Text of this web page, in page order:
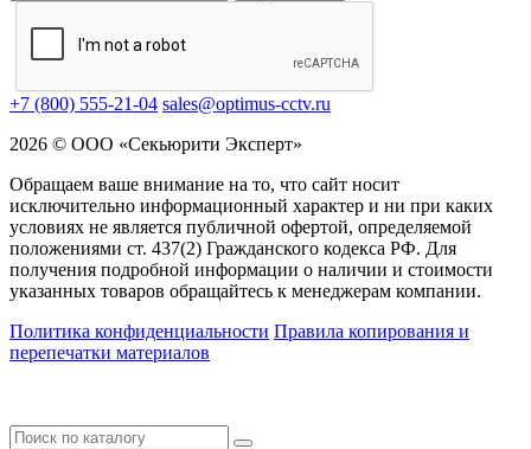
+7 (800) 555-21-04 sales@optimus-cctv.ru
2026 © ООО «Секьюрити Эксперт»
Обращаем ваше внимание на то, что сайт носит
исключительно информационный характер и ни при каких
условиях не является публичной офертой, определяемой
положениями ст. 437(2) Гражданского кодекса РФ. Для
получения подробной информации о наличии и стоимости
указанных товаров обращайтесь к менеджерам компании.
Политика конфиденциальности Правила копирования и
перепечатки материалов